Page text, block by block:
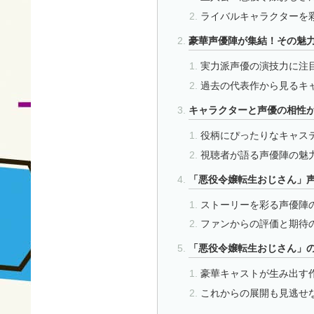
ライバルキャラクターを
豪華声優陣が集結！その魅
実力派声優の演技力に注
過去の代表作から見るキ
キャラクターと声優の相性
役柄にぴったりなキャス
視聴者が語る声優陣の魅
「悪役令嬢転生おじさん」
ストーリーを彩る声優陣
ファンからの評価と期待
「悪役令嬢転生おじさん」
豪華キャストが生み出す
これからの展開も見逃せ